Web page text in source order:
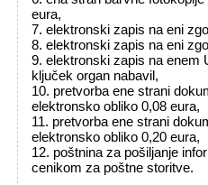
eura,
7. elektronski zapis na eni
8. elektronski zapis na eni
9. elektronski zapis na enem
ključek organ nabavil,
10. pretvorba ene strani
elektronsko obliko 0,08 eura,
11. pretvorba ene strani
elektronsko obliko 0,20 eura,
12. poštnina za pošiljanje
cenikom za poštne storitve.